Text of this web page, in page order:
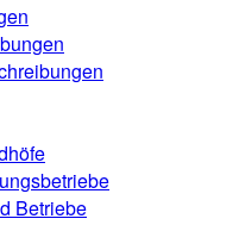
Betriebe